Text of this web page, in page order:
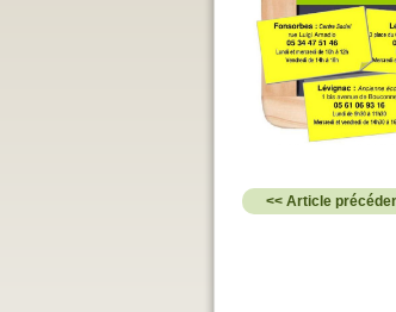
<< Article